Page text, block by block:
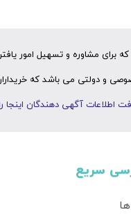
برای مشاوره و تسهیل امور
و دولتی می باشد که
اطلاعات آگهی دهندگان اینجا
سریع